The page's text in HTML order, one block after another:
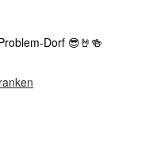
Dorf 😎🤘🍻